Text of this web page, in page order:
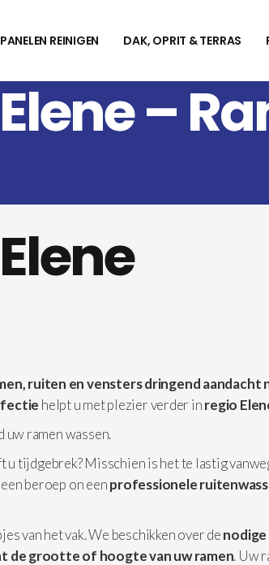
REINIGEN DAK, OPRIT & TERRAS
–
ruiten en vensters dringend aandacht
helpt u met plezier verder inregio
ramen wassen.
u tijdgebrek? Misschien is het te lastig
beroep on eenprofessionele
van het vak. We beschikken over denodige
de grootte of hoogte van uw ramen. Uw